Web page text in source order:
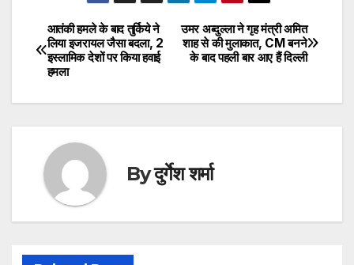
Post
navigation
उमर अब्दुल्ला ने गृह मंत्री अमित
शाह से की मुलाकात, CM बनने
के बाद पहली बार आए हैं दिल्ली
आतंकी हमले के बाद तुर्किये ने
लिया इजरायल जैसा बदला, 2
इस्लामिक देशों पर किया हवाई
हमला
Byदुर्गेश शर्मा